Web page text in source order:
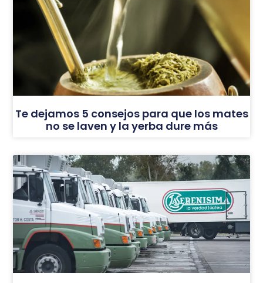
Te dejamos 5 consejos para que los mates
no se laven y la yerba dure más